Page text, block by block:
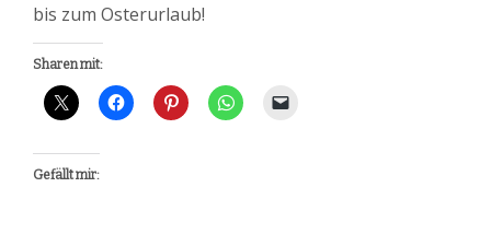
bis zum Osterurlaub!
Sharen mit:
Gefällt mir: